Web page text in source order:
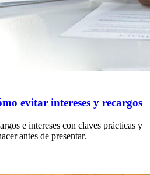
evitar intereses y recargos
e intereses con claves prácticas y
antes de presentar.